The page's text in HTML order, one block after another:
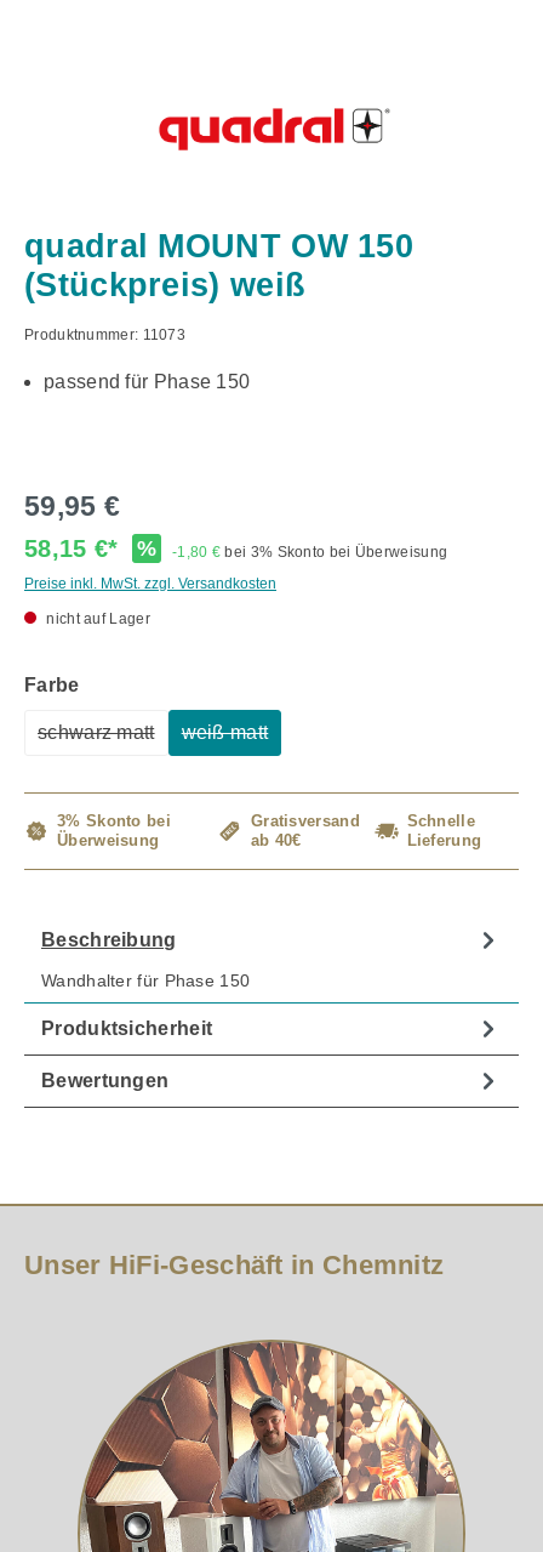
quadral MOUNT OW 150
(Stückpreis) weiß
Produktnummer: 11073
passend für Phase 150
59,95 €
58,15 €* % -1,80 € bei 3% Skonto bei Überweisung
Preise inkl. MwSt. zzgl. Versandkosten
nicht auf Lager
Farbeauswählen
schwarz matt weiß matt
3% Skonto bei
Überweisung
Gratisversand
ab 40€
Schnelle
Lieferung
Beschreibung
Wandhalter für Phase 150
Produktsicherheit
Bewertungen
Unser HiFi-Geschäft in Chemnitz